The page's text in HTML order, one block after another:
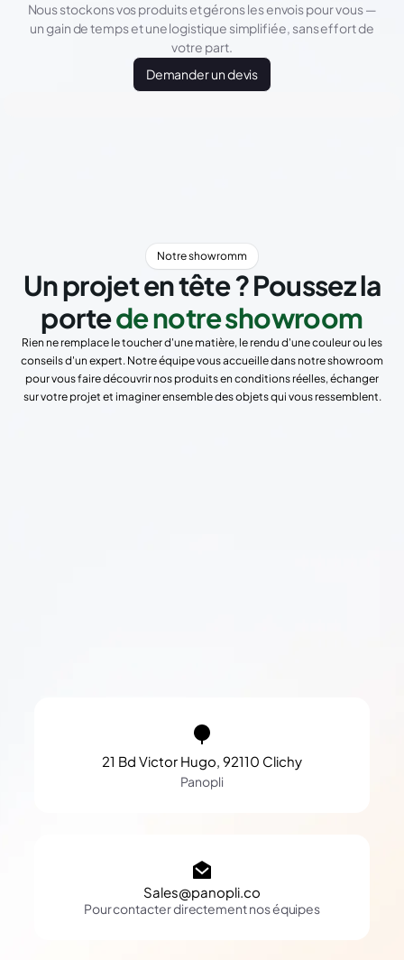
Nous stockons vos produits et gérons les envois pour vous —
un gain de temps et une logistique simplifiée, sans effort de
votre part.
Demander un devis
Notre showromm
Un projet en tête ? Poussez la
portede notre showroom
Rien ne remplace le toucher d'une matière, le rendu d'une couleur ou les
conseils d'un expert. Notre équipe vous accueille dans notre showroom
pour vous faire découvrir nos produits en conditions réelles, échanger
sur votre projet et imaginer ensemble des objets qui vous ressemblent.
21 Bd Victor Hugo, 92110 Clichy
Panopli
Sales@panopli.co
Pour contacter directement nos équipes